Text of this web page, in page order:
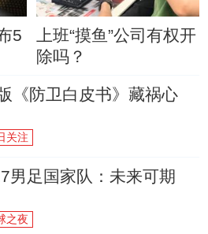
5
上班“摸鱼”公司有权开
除吗？
《防卫白皮书》藏祸心
关注
男足国家队：未来可期
之夜